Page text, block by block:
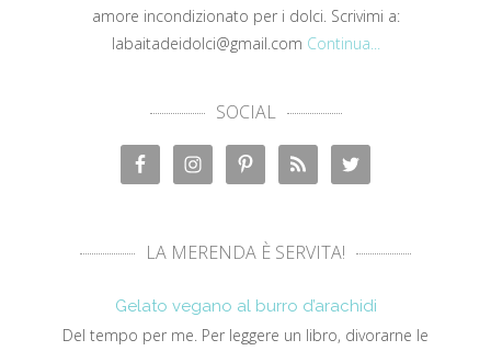
amore incondizionato per i dolci. Scrivimi a:
labaitadeidolci@gmail.com Continua...
SOCIAL
LA MERENDA È SERVITA!
Gelato vegano al burro d’arachidi
Del tempo per me. Per leggere un libro, divorarne le